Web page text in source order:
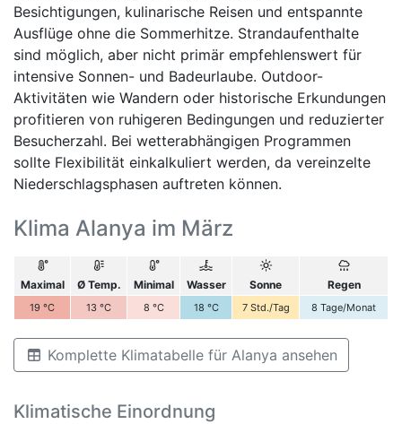
Besichtigungen, kulinarische Reisen und entspannte
Ausflüge ohne die Sommerhitze. Strandaufenthalte
sind möglich, aber nicht primär empfehlenswert für
intensive Sonnen- und Badeurlaube. Outdoor-
Aktivitäten wie Wandern oder historische Erkundungen
profitieren von ruhigeren Bedingungen und reduzierter
Besucherzahl. Bei wetterabhängigen Programmen
sollte Flexibilität einkalkuliert werden, da vereinzelte
Niederschlagsphasen auftreten können.
Klima Alanya im März
Maximal Ø Temp. Minimal Wasser Sonne Regen
19 °C 13 °C 8 °C 18 °C 7 Std./Tag 8 Tage/Monat
Komplette Klimatabelle für Alanya ansehen
Klimatische Einordnung